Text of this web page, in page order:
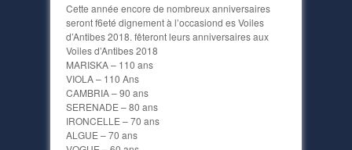
Cette année encore de nombreux anniversaires
seront f6eté dignement à l’occasiond es Voiles
d’Antibes 2018. fêteront leurs anniversaires aux
Voiles d’Antibes 2018
MARISKA – 110 ans
VIOLA – 110 Ans
CAMBRIA – 90 ans
SERENADE – 80 ans
IRONCELLE – 70 ans
ALGUE – 70 ans